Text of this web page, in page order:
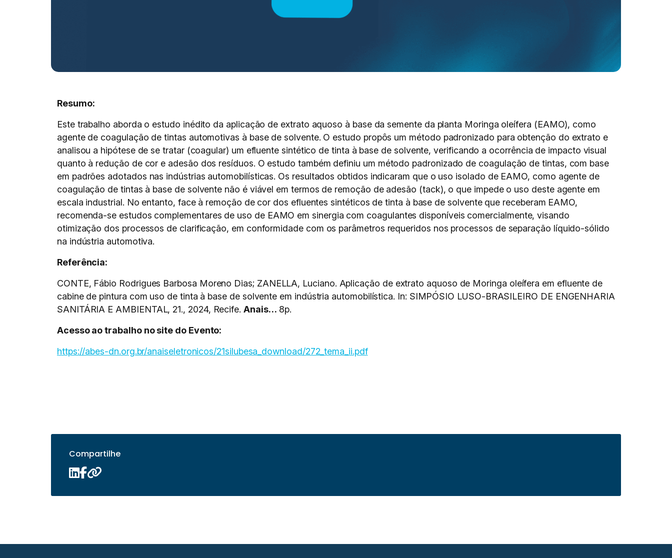
Resumo:
Este trabalho aborda o estudo inédito da aplicação de extrato aquoso à base da semente da planta Moringa oleífera (EAMO), como
agente de coagulação de tintas automotivas à base de solvente. O estudo propôs um método padronizado para obtenção do extrato e
analisou a hipótese de se tratar (coagular) um efluente sintético de tinta à base de solvente, verificando a ocorrência de impacto visual
quanto à redução de cor e adesão dos resíduos. O estudo também definiu um método padronizado de coagulação de tintas, com base
em padrões adotados nas indústrias automobilísticas. Os resultados obtidos indicaram que o uso isolado de EAMO, como agente de
coagulação de tintas à base de solvente não é viável em termos de remoção de adesão (tack), o que impede o uso deste agente em
escala industrial. No entanto, face à remoção de cor dos efluentes sintéticos de tinta à base de solvente que receberam EAMO,
recomenda-se estudos complementares de uso de EAMO em sinergia com coagulantes disponíveis comercialmente, visando
otimização dos processos de clarificação, em conformidade com os parâmetros requeridos nos processos de separação líquido-sólido
na indústria automotiva.
Referência:
CONTE, Fábio Rodrigues Barbosa Moreno Dias; ZANELLA, Luciano. Aplicação de extrato aquoso de Moringa oleífera em efluente de
cabine de pintura com uso de tinta à base de solvente em indústria automobilística. In: SIMPÓSIO LUSO-BRASILEIRO DE ENGENHARIA
SANITÁRIA E AMBIENTAL, 21., 2024, Recife. Anais… 8p.
Acesso ao trabalho no site do Evento:
https://abes-dn.org.br/anaiseletronicos/21silubesa_download/272_tema_ii.pdf
Compartilhe